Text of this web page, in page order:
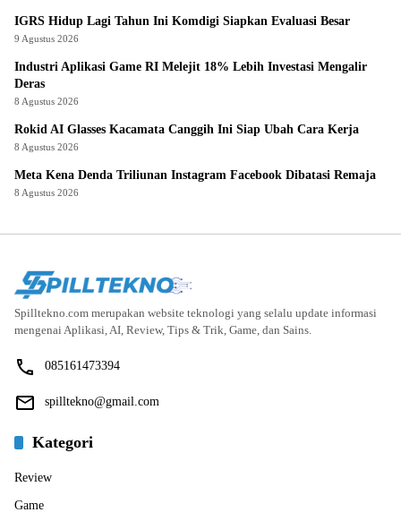
IGRS Hidup Lagi Tahun Ini Komdigi Siapkan Evaluasi Besar
9 Agustus 2026
Industri Aplikasi Game RI Melejit 18% Lebih Investasi Mengalir
Deras
8 Agustus 2026
Rokid AI Glasses Kacamata Canggih Ini Siap Ubah Cara Kerja
8 Agustus 2026
Meta Kena Denda Triliunan Instagram Facebook Dibatasi Remaja
8 Agustus 2026
Spilltekno.com merupakan website teknologi yang selalu update informasi
mengenai Aplikasi, AI, Review, Tips & Trik, Game, dan Sains.
085161473394
spilltekno@gmail.com
Kategori
Review
Game